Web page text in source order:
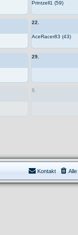
Printzell1 (59)
22.
AceRacer83 (43)
29.
5.
Kontakt